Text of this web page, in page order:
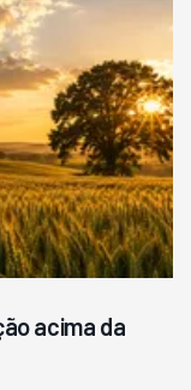
acima da